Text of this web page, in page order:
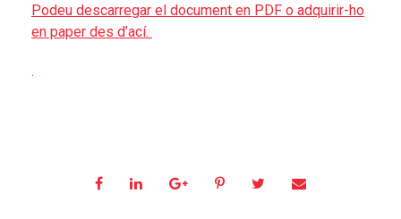
Podeu descarregar el document en PDF o adquirir-ho
en paper des d’ací.
.